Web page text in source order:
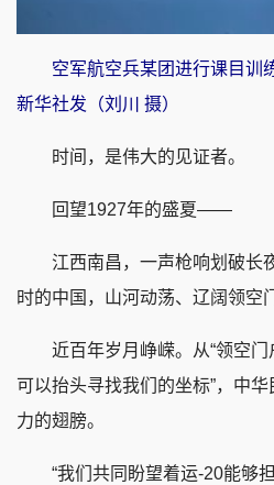
空军航空兵某团进行课目训
新华社发（刘川 摄）
时间，是伟大的见证者。
回望1927年的盛夏——
江西南昌，一声枪响划破长
时的中国，山河动荡、辽阔领空
近百年岁月峥嵘。从“领空门
可以抬头寻找我们的坐标”，中
力的翅膀。
“我们共同盼望着运-20能够担